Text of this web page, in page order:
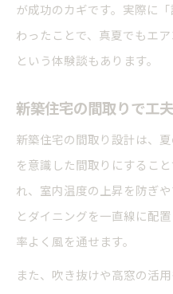
が成功のカギです。実際に
わったことで、真夏でもエ
という体験談もあります。
新築住宅の間取りで工
新築住宅の間取り設計は、
を意識した間取りにするこ
れ、室内温度の上昇を防ぎ
とダイニングを一直線に配
率よく風を通せます。
また、吹き抜けや高窓の活